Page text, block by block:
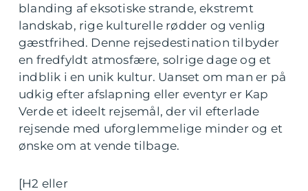
blanding af eksotiske strande, ekstremt
landskab, rige kulturelle rødder og venlig
gæstfrihed. Denne rejsedestination tilbyder
en fredfyldt atmosfære, solrige dage og et
indblik i en unik kultur. Uanset om man er på
udkig efter afslapning eller eventyr er Kap
Verde et ideelt rejsemål, der vil efterlade
rejsende med uforglemmelige minder og et
ønske om at vende tilbage.
[H2 eller